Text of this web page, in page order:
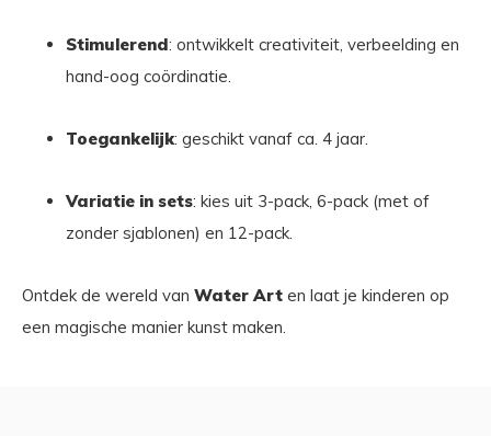
Stimulerend: ontwikkelt creativiteit, verbeelding en
hand-oog coördinatie.
Toegankelijk: geschikt vanaf ca. 4 jaar.
Variatie in sets: kies uit 3-pack, 6-pack (met of
zonder sjablonen) en 12-pack.
Ontdek de wereld van Water Art en laat je kinderen op
een magische manier kunst maken.